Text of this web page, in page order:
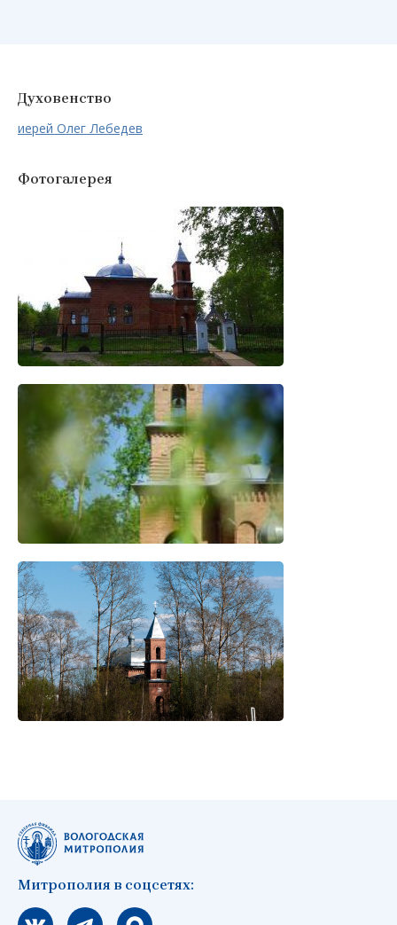
Духовенство
иерей Олег Лебедев
Фотогалерея
Митрополия в соцсетях:
Мы вконтакте
Мы в telegram
Мы в Макс